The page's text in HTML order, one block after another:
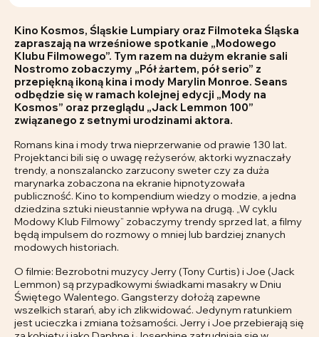
Kino Kosmos, Śląskie Lumpiary oraz Filmoteka Śląska
zapraszają na wrześniowe spotkanie „Modowego
Klubu Filmowego”. Tym razem na dużym ekranie sali
Nostromo zobaczymy „Pół żartem, pół serio” z
przepiękną ikoną kina i mody Marylin Monroe. Seans
odbędzie się w ramach kolejnej edycji „Mody na
Kosmos” oraz przeglądu „Jack Lemmon 100”
związanego z setnymi urodzinami aktora.
Romans kina i mody trwa nieprzerwanie od prawie 130 lat.
Projektanci bili się o uwagę reżyserów, aktorki wyznaczały
trendy, a nonszalancko zarzucony sweter czy za duża
marynarka zobaczona na ekranie hipnotyzowała
publiczność. Kino to kompendium wiedzy o modzie, a jedna
dziedzina sztuki nieustannie wpływa na drugą. „W cyklu
Modowy Klub Filmowy” zobaczymy trendy sprzed lat, a filmy
będą impulsem do rozmowy o mniej lub bardziej znanych
modowych historiach.
O filmie: Bezrobotni muzycy Jerry (Tony Curtis) i Joe (Jack
Lemmon) są przypadkowymi świadkami masakry w Dniu
Świętego Walentego. Gangsterzy dołożą zapewne
wszelkich starań, aby ich zlikwidować. Jedynym ratunkiem
jest ucieczka i zmiana tożsamości. Jerry i Joe przebierają się